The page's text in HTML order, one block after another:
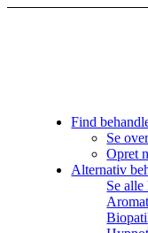
Find
Se
Opret
Alternativ
Se alle
Biopati